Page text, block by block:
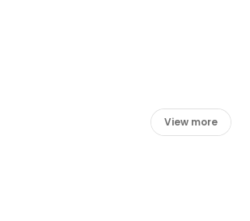
View more